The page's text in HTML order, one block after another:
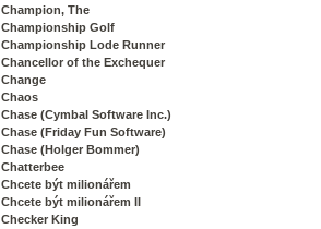
Champion, The
Championship Golf
Championship Lode Runner
Chancellor of the Exchequer
Change
Chaos
Chase (Cymbal Software Inc.)
Chase (Friday Fun Software)
Chase (Holger Bommer)
Chatterbee
Chcete být milionářem
Chcete být milionářem II
Checker King